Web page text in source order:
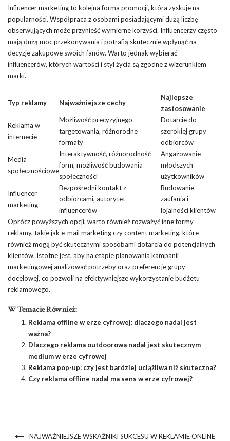
Influencer marketing to kolejna forma promocji, która zyskuje na
popularności. Współpraca z osobami posiadającymi dużą liczbę
obserwujących może przynieść wymierne korzyści. Influencerzy często
mają dużą moc przekonywania i potrafią skutecznie wpłynąć na
decyzje zakupowe swoich fanów. Warto jednak wybierać
influencerów, których wartości i styl życia są zgodne z wizerunkiem
marki.
Typ reklamy Najważniejsze cechy
Najlepsze
zastosowanie
Reklama w
internecie
Możliwość precyzyjnego
targetowania, różnorodne
formaty
Dotarcie do
szerokiej grupy
odbiorców
Media
społecznościowe
Interaktywność, różnorodność
form, możliwość budowania
społeczności
Angażowanie
młodszych
użytkowników
Influencer
marketing
Bezpośredni kontakt z
odbiorcami, autorytet
influencerów
Budowanie
zaufania i
lojalności klientów
Oprócz powyższych opcji, warto również rozważyć inne formy
reklamy, takie jak e-mail marketing czy content marketing, które
również mogą być skutecznymi sposobami dotarcia do potencjalnych
klientów. Istotne jest, aby na etapie planowania kampanii
marketingowej analizować potrzeby oraz preferencje grupy
docelowej, co pozwoli na efektywniejsze wykorzystanie budżetu
reklamowego.
W Temacie Również:
Reklama offline w erze cyfrowej: dlaczego nadal jest
ważna?
Dlaczego reklama outdoorowa nadal jest skutecznym
medium w erze cyfrowej
Reklama pop-up: czy jest bardziej uciążliwa niż skuteczna?
Czy reklama offline nadal ma sens w erze cyfrowej?
NAJWAŻNIEJSZE WSKAŹNIKI SUKCESU W REKLAMIE ONLINE